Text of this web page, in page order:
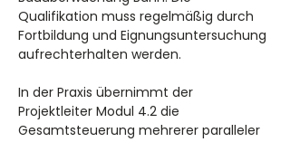
Qualifikation muss regelmäßig durch
Fortbildung und Eignungsuntersuchung
aufrechterhalten werden.
In der Praxis übernimmt der
Projektleiter Modul 4.2 die
Gesamtsteuerung mehrerer paralleler